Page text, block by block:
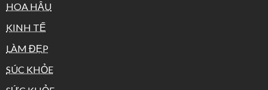
HOA HẬU
KINH TẾ
LÀM ĐẸP
SÚC KHỎE